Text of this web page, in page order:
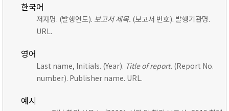
한국어
저자명. (발행연도). 보고서 제목. (보고서 번호). 발행기관명.
URL.
영어
Last name, Initials. (Year). Title of report. (Report No.
number). Publisher name. URL.
예시